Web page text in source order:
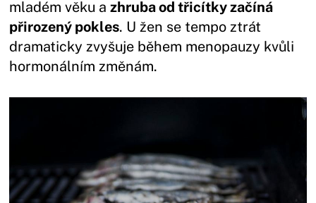
mladém věku azhruba od třicítky začíná
přirozený pokles. U žen se tempo ztrát
dramaticky zvyšuje během menopauzy kvůli
hormonálním změnám.